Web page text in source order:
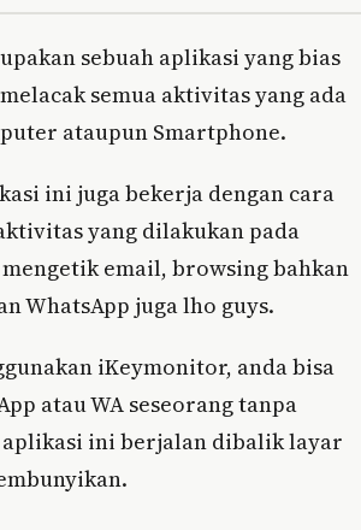
sebuah aplikasi yang bias
semua aktivitas yang ada
ataupun Smartphone.
ini juga bekerja dengan cara
yang dilakukan pada
email, browsing bahkan
WhatsApp juga lho guys.
iKeymonitor, anda bisa
atau WA seseorang tanpa
ini berjalan dibalik layar